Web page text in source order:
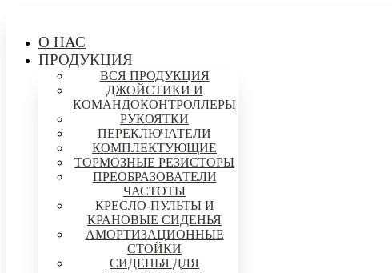
О НАС
ПРОДУКЦИЯ
ВСЯ ПРОДУКЦИЯ
ДЖОЙСТИКИ И
КОМАНДОКОНТРОЛЛЕРЫ
РУКОЯТКИ
ПЕРЕКЛЮЧАТЕЛИ
КОМПЛЕКТУЮЩИЕ
ТОРМОЗНЫЕ РЕЗИСТОРЫ
ПРЕОБРАЗОВАТЕЛИ
ЧАСТОТЫ
КРЕСЛО-ПУЛЬТЫ И
КРАНОВЫЕ СИДЕНЬЯ
АМОРТИЗАЦИОННЫЕ
СТОЙКИ
СИДЕНЬЯ ДЛЯ